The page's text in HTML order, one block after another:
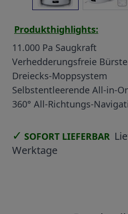
Produkthighlights:
11.000 Pa Saugkraft
Verhedderungsfreie
Dreiecks-Moppsystem
Selbstentleerende All-in-
360° All-Richtungs-
✓ SOFORT LIEFERBAR
Werktage